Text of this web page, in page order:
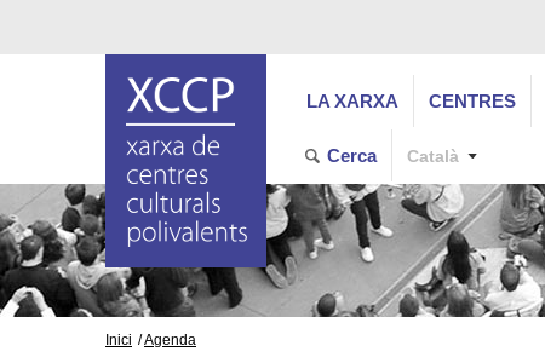
LA XARXA CENTRES
Cerca Català
Inici Agenda